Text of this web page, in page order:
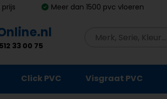
Meer dan 1500 pvc vloeren
33 00 75
Click PVC Visgraat PVC